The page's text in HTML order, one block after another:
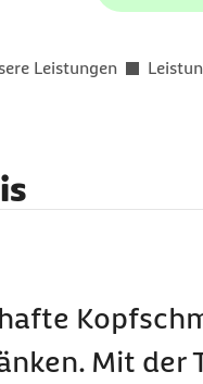
Leistungen
der
Mit der